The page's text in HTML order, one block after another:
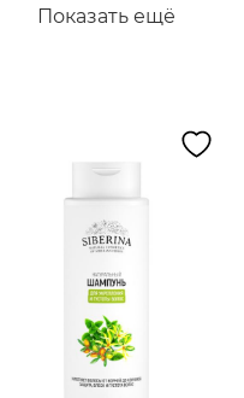
Показать ещё